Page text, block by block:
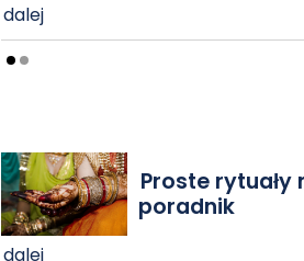
dalej
Proste rytuały
poradnik
dalej